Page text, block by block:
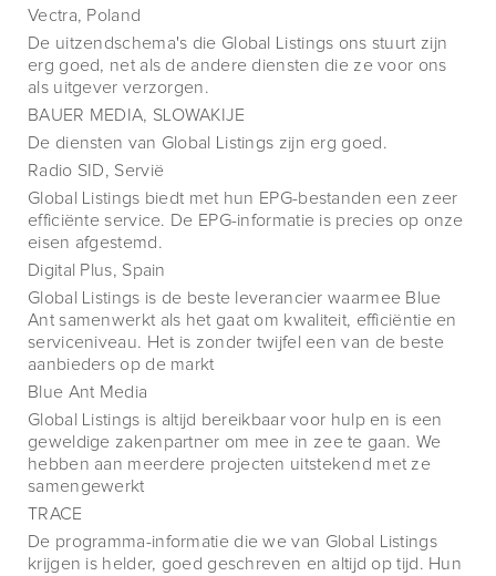
Vectra, Poland
De uitzendschema's die Global Listings ons stuurt zijn
erg goed, net als de andere diensten die ze voor ons
als uitgever verzorgen.
BAUER MEDIA, SLOWAKIJE
De diensten van Global Listings zijn erg goed.
Radio SID, Servië
Global Listings biedt met hun EPG-bestanden een zeer
efficiënte service. De EPG-informatie is precies op onze
eisen afgestemd.
Digital Plus, Spain
Global Listings is de beste leverancier waarmee Blue
Ant samenwerkt als het gaat om kwaliteit, efficiëntie en
serviceniveau. Het is zonder twijfel een van de beste
aanbieders op de markt
Blue Ant Media
Global Listings is altijd bereikbaar voor hulp en is een
geweldige zakenpartner om mee in zee te gaan. We
hebben aan meerdere projecten uitstekend met ze
samengewerkt
TRACE
De programma-informatie die we van Global Listings
krijgen is helder, goed geschreven en altijd op tijd. Hun